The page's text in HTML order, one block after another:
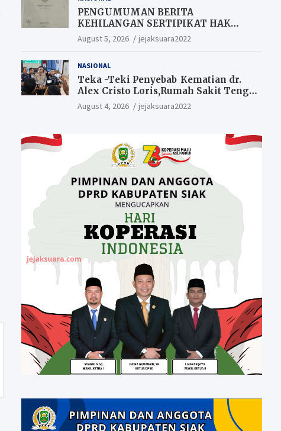
PENGUMUMAN BERITA
KEHILANGAN SERTIPIKAT HAK
MILIK (SHM).
August 5, 2026 jejaksuara2022
NASIONAL
Teka -Teki Penyebab Kematian dr.
Alex Cristo Loris,Rumah Sakit Tengku
Rafian Siak Terjawab Sudah Hasil
Penyelidikan Menyatakan Korban
satu Penyebabnya Diduga utang
pinjaman online
August 4, 2026 jejaksuara2022